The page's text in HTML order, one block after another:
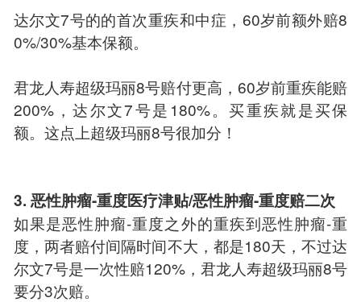
达尔文7号的的首次重疾和中症，60岁前额外赔8
0%/30%基本保额。
君龙人寿超级玛丽8号赔付更高，60岁前重疾能赔
200%，达尔文7号是180%。买重疾就是买保
额。这点上超级玛丽8号很加分！
3. 恶性肿瘤-重度医疗津贴/恶性肿瘤-重度赔二次
如果是恶性肿瘤-重度之外的重疾到恶性肿瘤-重
度，两者赔付间隔时间不大，都是180天，不过达
尔文7号是一次性赔120%，君龙人寿超级玛丽8号
要分3次赔。